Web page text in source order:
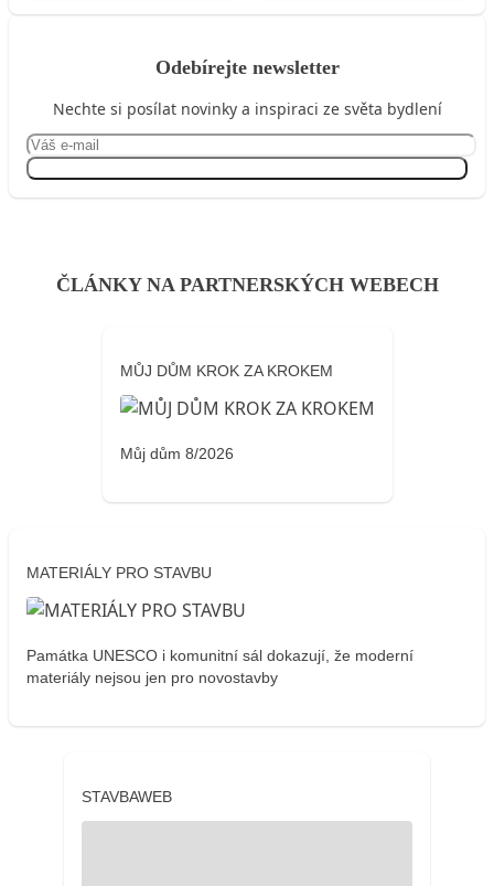
Odebírejte newsletter
Nechte si posílat novinky a inspiraci ze světa bydlení
ČLÁNKY NA PARTNERSKÝCH WEBECH
MŮJ DŮM KROK ZA KROKEM
Můj dům 8/2026
MATERIÁLY PRO STAVBU
Památka UNESCO i komunitní sál dokazují, že moderní
materiály nejsou jen pro novostavby
STAVBAWEB